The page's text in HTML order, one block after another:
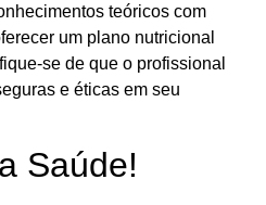
teóricos com
um plano nutricional
se de que o profissional
e éticas em seu
Saúde!